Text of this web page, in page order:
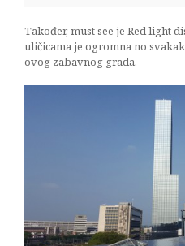
Također, must see je Red light
uličicama je ogromna no
ovog zabavnog grada.